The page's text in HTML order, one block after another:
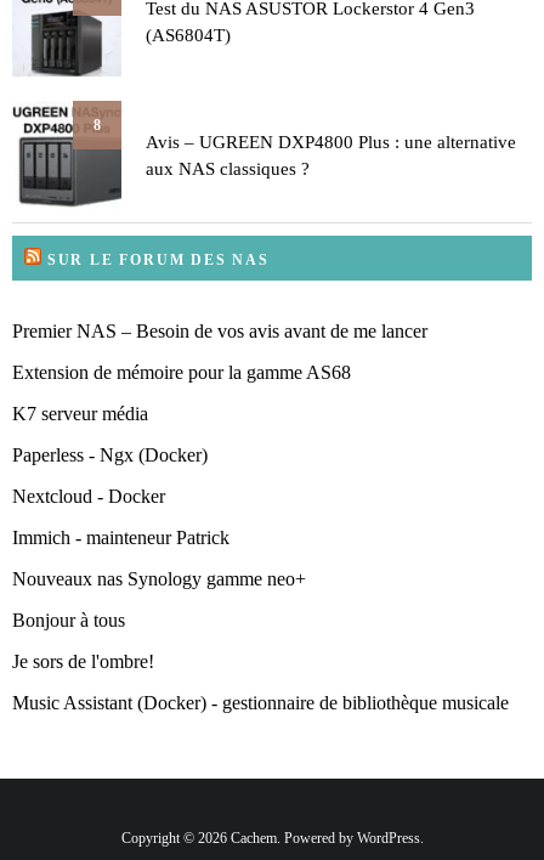
Test du NAS ASUSTOR Lockerstor 4 Gen3
(AS6804T)
8
Avis – UGREEN DXP4800 Plus : une alternative
aux NAS classiques ?
SUR LE FORUM DES NAS
Premier NAS – Besoin de vos avis avant de me lancer
Extension de mémoire pour la gamme AS68
K7 serveur média
Paperless - Ngx (Docker)
Nextcloud - Docker
Immich - mainteneur Patrick
Nouveaux nas Synology gamme neo+
Bonjour à tous
Je sors de l'ombre!
Music Assistant (Docker) - gestionnaire de bibliothèque musicale
Copyright © 2026 Cachem. Powered by WordPress.